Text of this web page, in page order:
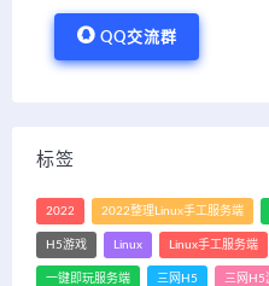
QQ交流群
标签
2022 2022整理Linux手工服务端
H5游戏 Linux Linux手工服务端
一键即玩服务端 三网H5 三网H5